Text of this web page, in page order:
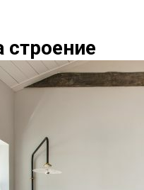
строение